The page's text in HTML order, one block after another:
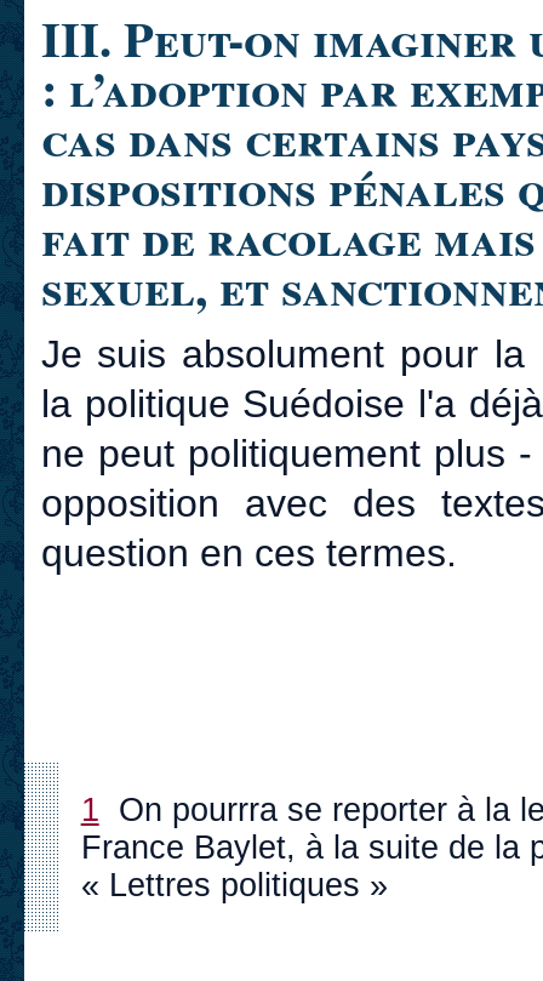
III. Peut-on
: l’adoption par
cas dans certains
dispositions pénales
fait de racolage
sexuel, et
Je suis absolument pour la
la politique Suédoise l'a
ne peut politiquement plus
opposition avec des
question en ces termes.
1 On pourrra se reporter à la
France Baylet, à la suite de la
« Lettres politiques »